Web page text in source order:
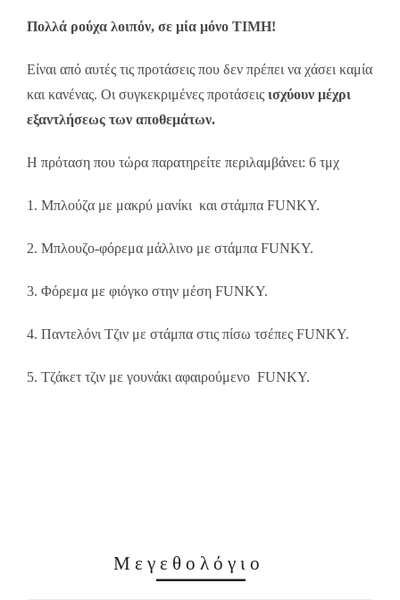
Πολλά ρούχα λοιπόν, σε μία μόνο ΤΙΜΗ!
Είναι από αυτές τις προτάσεις που δεν πρέπει να χάσει καμία
και κανένας. Οι συγκεκριμένες προτάσεις ισχύουν μέχρι
εξαντλήσεως των αποθεμάτων.
Η πρόταση που τώρα παρατηρείτε περιλαμβάνει: 6 τμχ
1. Μπλούζα με μακρύ μανίκι και στάμπα FUNKY.
2. Μπλουζο-φόρεμα μάλλινο με στάμπα FUNKY.
3. Φόρεμα με φιόγκο στην μέση FUNKY.
4. Παντελόνι Τζιν με στάμπα στις πίσω τσέπες FUNKY.
5. Τζάκετ τζιν με γουνάκι αφαιρούμενο FUNKY.
Μεγεθολόγιο